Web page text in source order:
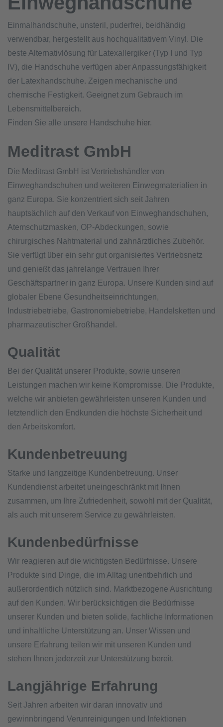
Einmalhandschuhe, unsteril, puderfrei, beidhändig
verwendbar, hergestellt aus hochqualitativem Vinyl. Die
beste Alternativlösung für Latexallergiker (Typ I und Typ
IV), die Handschuhe verfügen aber Anpassungsfähigkeit
der Latexhandschuhe. Zeigen mechanische und
chemische Festigkeit. Geeignet zum Gebrauch im
Lebensmittelbereich.
Finden Sie alle unsere Handschuhe hier.
Meditrast GmbH
Die Meditrast GmbH ist Vertriebshändler von
Einweghandschuhen und weiteren Einwegmaterialien in
ganz Europa. Sie konzentriert sich seit Jahren
hauptsächlich auf den Verkauf von Einweghandschuhen,
Atemschutzmasken, OP-Abdeckungen, sowie
chirurgisches Nahtmaterial und zahnärztliches Zubehör.
Sie verfügt über ein sehr gut organisiertes Vertriebsnetz
und genießt das jahrelange Vertrauen Ihrer
Geschäftspartner in ganz Europa. Unsere Kunden sind auf
globaler Ebene Gesundheitseinrichtungen,
Industriebetriebe, Gastronomiebetriebe, Handelsketten und
pharmazeutischer Großhandel.
Qualität
Bei der Qualität unserer Produkte, sowie unseren
Leistungen machen wir keine Kompromisse. Die Produkte,
welche wir anbieten gewährleisten unseren Kunden und
letztendlich den Endkunden die höchste Sicherheit und
den Arbeitskomfort.
Kundenbetreuung
Starke und langzeitige Kundenbetreuung. Unser
Kundendienst arbeitet uneingeschränkt mit Ihnen
zusammen, um Ihre Zufriedenheit, sowohl mit der Qualität,
als auch mit unserem Service zu gewährleisten.
Kundenbedürfnisse
Wir reagieren auf die wichtigsten Bedürfnisse. Unsere
Produkte sind Dinge, die im Alltag unentbehrlich und
außerordentlich nützlich sind. Marktbezogene Ausrichtung
auf den Kunden. Wir berücksichtigen die Bedürfnisse
unserer Kunden und bieten solide, fachliche Informationen
und inhaltliche Unterstützung an. Unser Wissen und
unsere Erfahrung teilen wir mit unseren Kunden und
stehen Ihnen jederzeit zur Unterstützung bereit.
Langjährige Erfahrung
Seit Jahren arbeiten wir daran innovativ und
gewinnbringend Verunreinigungen und Infektionen